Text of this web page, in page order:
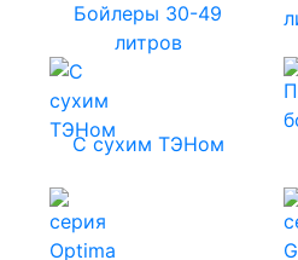
Бойлеры 30-49
литров
С сухим ТЭНом